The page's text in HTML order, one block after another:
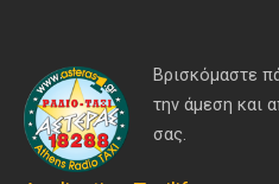
Βρισκόμαστε
την άμεση και
σας.